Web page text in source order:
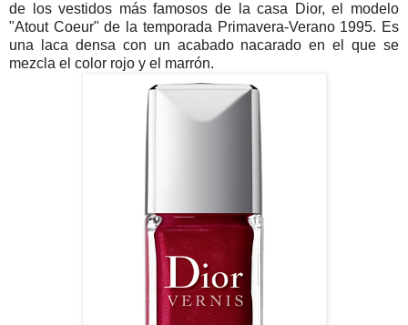
de los vestidos más famosos de la casa Dior, el modelo
"Atout Coeur" de la temporada Primavera-Verano 1995. Es
una laca densa con un acabado nacarado en el que se
mezcla el color rojo y el marrón.